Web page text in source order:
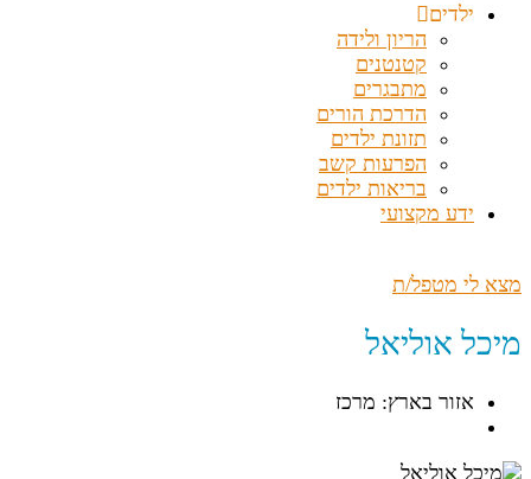
ילדים
הריון ולידה
קטנטנים
מתבגרים
הדרכת הורים
תזונת ילדים
הפרעות קשב
בריאות ילדים
ידע מקצועי
מצא לי מטפל/ת
מיכל אוליאל
אזור בארץ: מרכז